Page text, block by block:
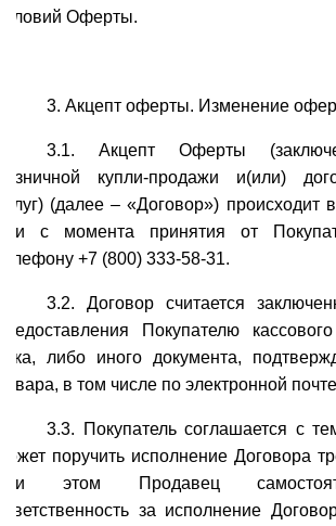
Оферты.
3. Акцепт оферты. Изменение
3.1. Акцепт Оферты
купли-продажи и(или)
(далее – «Договор») происходит
с момента принятия от
+7 (800) 333-58-31.
3.2. Договор считается
Покупателю
либо иного документа,
в том числе по электронной
3.3. Покупатель соглашается с
поручить исполнение Договора
этом Продавец
за исполнение